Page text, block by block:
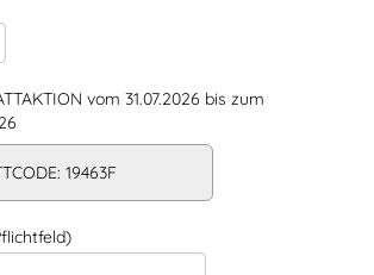
vom 31.07.2026 bis zum
19463F